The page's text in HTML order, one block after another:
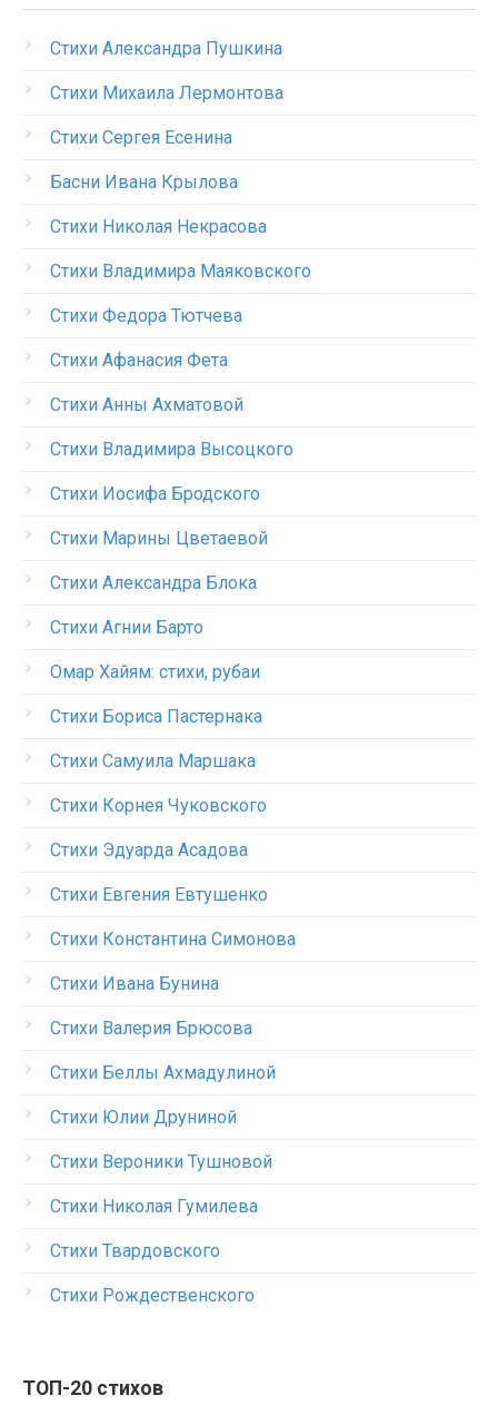
Стихи Александра Пушкина
Стихи Михаила Лермонтова
Стихи Сергея Есенина
Басни Ивана Крылова
Стихи Николая Некрасова
Стихи Владимира Маяковского
Стихи Федора Тютчева
Стихи Афанасия Фета
Стихи Анны Ахматовой
Стихи Владимира Высоцкого
Стихи Иосифа Бродского
Стихи Марины Цветаевой
Стихи Александра Блока
Стихи Агнии Барто
Омар Хайям: стихи, рубаи
Стихи Бориса Пастернака
Стихи Самуила Маршака
Стихи Корнея Чуковского
Стихи Эдуарда Асадова
Стихи Евгения Евтушенко
Стихи Константина Симонова
Стихи Ивана Бунина
Стихи Валерия Брюсова
Стихи Беллы Ахмадулиной
Стихи Юлии Друниной
Стихи Вероники Тушновой
Стихи Николая Гумилева
Стихи Твардовского
Стихи Рождественского
ТОП-20 стихов